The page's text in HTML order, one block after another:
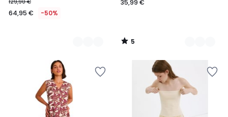
129,90 €
64,95 € -50%
35,99 €
5
/